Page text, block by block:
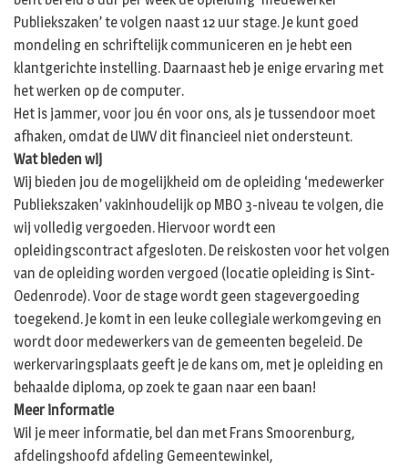
Publiekszaken’ te volgen naast 12 uur stage. Je kunt goed
mondeling en schriftelijk communiceren en je hebt een
klantgerichte instelling. Daarnaast heb je enige ervaring met
het werken op de computer.
Het is jammer, voor jou én voor ons, als je tussendoor moet
afhaken, omdat de UWV dit financieel niet ondersteunt.
Wat bieden wij
Wij bieden jou de mogelijkheid om de opleiding ‘medewerker
Publiekszaken’ vakinhoudelijk op MBO 3-niveau te volgen, die
wij volledig vergoeden. Hiervoor wordt een
opleidingscontract afgesloten. De reiskosten voor het volgen
van de opleiding worden vergoed (locatie opleiding is Sint-
Oedenrode). Voor de stage wordt geen stagevergoeding
toegekend. Je komt in een leuke collegiale werkomgeving en
wordt door medewerkers van de gemeenten begeleid. De
werkervaringsplaats geeft je de kans om, met je opleiding en
behaalde diploma, op zoek te gaan naar een baan!
Meer informatie
Wil je meer informatie, bel dan met Frans Smoorenburg,
afdelingshoofd afdeling Gemeentewinkel,